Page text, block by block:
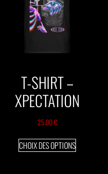
T-SHIRT –
XPECTATION
25,00€
CHOIX DES OPTIONS